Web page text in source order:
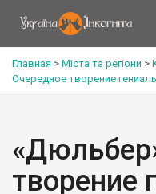
Главная > Міста та регіони >
Очередное творение
творение